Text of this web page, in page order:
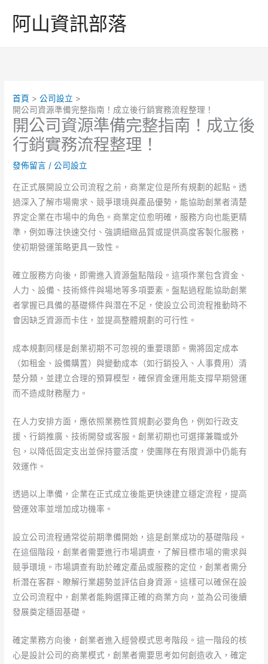
阿山資訊部落
首頁
公司設立
開公司資源準備完整指南！成立後行銷實務流程整理！
開公司資源準備完整指南！成立後
行銷實務流程整理！
發佈留言 /公司設立
在正式展開設立公司流程之前，商業定位是所有規劃的起點。透
過深入了解市場需求、競爭環境與產品優勢，能協助創業者清楚
界定企業在市場中的角色。商業定位愈明確，服務方向也能更精
準，例如專注快速交付、強調細緻品質或提供高度客製化服務，
使初期營運策略更具一致性。
確立服務方向後，即需進入資源盤點階段。這項作業包含資金、
人力、設備、技術條件與場地等多項要素。盤點過程能協助創業
者掌握已具備的基礎條件與潛在不足，使設立公司流程推動時不
會因缺乏資源而卡住，並提高整體規劃的可行性。
成本規劃同樣是創業初期不可忽視的重要環節。需將固定成本
（如租金、設備購置）與變動成本（如行銷投入、人事費用）清
楚分類，並建立合理的預算模型，確保資金運用能支撐早期營運
而不造成財務壓力。
在人力安排方面，應依照業務性質規劃必要角色，例如行政支
援、行銷推廣、技術開發或客服。創業初期也可選擇兼職或外
包，以降低固定支出並保持靈活度，使團隊在有限資源中仍能有
效運作。
透過以上準備，企業在正式成立後能更快速建立穩定流程，提高
營運效率並增加成功機率。
設立公司流程通常從前期準備開始，這是創業成功的基礎階段。
在這個階段，創業者需要進行市場調查，了解目標市場的需求與
競爭環境。市場調查有助於確定產品或服務的定位，創業者需分
析潛在客群、瞭解行業趨勢並評估自身資源。這樣可以確保在設
立公司流程中，創業者能夠選擇正確的商業方向，並為公司後續
發展奠定穩固基礎。
確定業務方向後，創業者進入經營模式思考階段。這一階段的核
心是設計公司的商業模式，創業者需要思考如何創造收入，確定